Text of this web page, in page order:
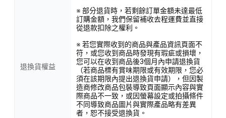
退換貨權益
※ 部分退貨時，若剩餘訂單金額未達最低
訂購金額，我們保留補收去程運費並直接
從退款扣除之權利。
※ 若您實際收到的商品與產品資訊頁面不
符，或您收到商品時發現有瑕疵或損壞，
您可以在收到商品後3個月內申請退換貨
（若商品標有賞味期限或有效期限，您必
須在該期限內提出退換貨申請），但因製
造商修改商品包裝導致頁面顯示內容與實
際商品不一致，或因螢幕設定或拍攝條件
不同導致商品圖片與實際產品略有差異
者，恕不接受退換貨。